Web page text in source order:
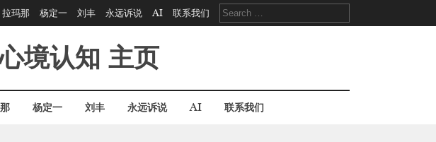
拉玛那 杨定一 刘丰 永远诉说 AI 联系我们
Search
for:
境认知 主页
杨定一 刘丰 永远诉说 AI 联系我们